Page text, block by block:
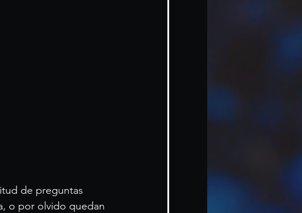
o por olvido quedan